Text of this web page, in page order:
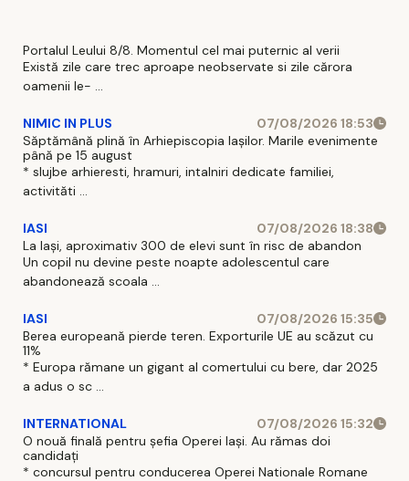
modernizarea
stațiunii „Băile
infrastructură
și revitalizare
Portalul Leului 8/8. Momentul cel mai puternic al verii
Există zile care trec aproape neobservate si zile cărora
oamenii le- ...
NIMIC IN PLUS
07/08/2026 18:53
Săptămână plină în Arhiepiscopia Iașilor. Marile evenimente
până pe 15 august
* slujbe arhieresti, hramuri, intalniri dedicate familiei,
activităti ...
IASI
07/08/2026 18:38
La Iași, aproximativ 300 de elevi sunt în risc de abandon
Un copil nu devine peste noapte adolescentul care
abandonează scoala ...
IASI
07/08/2026 15:35
Berea europeană pierde teren. Exporturile UE au scăzut cu
11%
* Europa rămane un gigant al comertului cu bere, dar 2025
a adus o sc ...
INTERNATIONAL
07/08/2026 15:32
O nouă finală pentru șefia Operei Iași. Au rămas doi
candidați
* concursul pentru conducerea Operei Nationale Romane